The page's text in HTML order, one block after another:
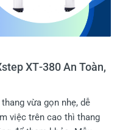
XT‑380 An Toàn,
vừa gọn nhẹ, dễ
việc trên cao thì thang